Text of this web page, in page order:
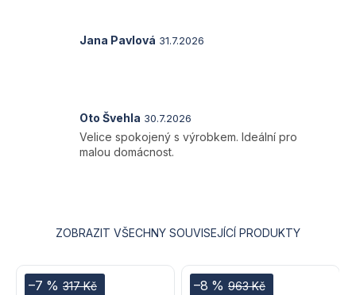
317 Kč
–7 % 963 Kč
–8 %
5
Hodnocení
5
hvězdiček.
Jana Pavlová 31.7.2026
Hodnocení
produktu
je
Oto Švehla 30.7.2026
Velice spokojený s výrobkem. Ideální pro
malou domácnost.
ZOBRAZIT VŠECHNY SOUVISEJÍCÍ PRODUKTY